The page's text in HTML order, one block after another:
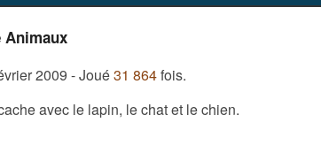
Animaux
2009 - Joué31 864fois.
avec le lapin, le chat et le chien.